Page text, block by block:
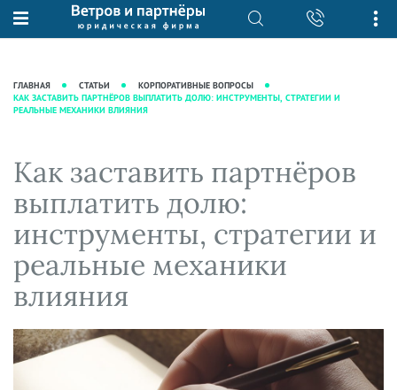
О нас
Рекомендации
Преимущества юридической
фирмы
Кейсы
Вакансии
Юридические услуги
Интеллектуальная собственность
Налоговая практика
Ведение уголовных дел
Защита активов
Ведение дел о банкротстве
База знаний
практики"
Аудиоподкасты
Видеоподкасты
Справочная
Вопросы-ответы
Вебинары и семинары
ГЛАВНАЯ СТАТЬИ
КОРПОРАТИВНЫЕ ВОПРОСЫ
КАК ЗАСТАВИТЬ ПАРТНЁРОВ ВЫПЛАТИТЬ ДОЛЮ: ИНСТРУМЕНТЫ, СТРАТЕГИИ И
РЕАЛЬНЫЕ МЕХАНИКИ ВЛИЯНИЯ
Как заставить партнёров
выплатить долю:
инструменты, стратегии и
реальные механики
влияния